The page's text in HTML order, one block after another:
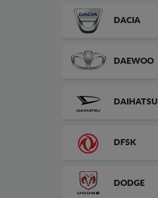
DACIA
DAEWOO
DAIHATSU
DFSK
DODGE